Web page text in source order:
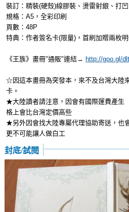
裝訂：精裝(硬殼)線膠裝、燙雷射銀、打凹
規格：A5，全彩印刷
頁數：48P
特典：作者簽名卡(限量)，首刷加贈兩枚
《王族》畫冊"通販"連結→ http://goo.gl/
☆因這本畫冊為突發本，來不及台灣大陸
卡。
★大陸讀者請注意，因會有國際運費產生
格上會比台灣定價高些
★另外因會找大陸專屬代理協助寄送，也
更不可能讓人做白工
封底/試閱